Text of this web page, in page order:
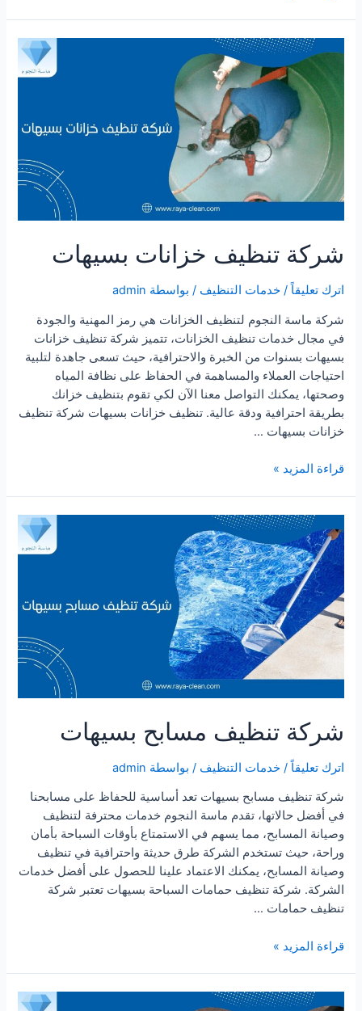
بسيهات
شركة تنظيف خزانات بسيهات
اترك تعليقاً /خدمات التنظيف / بواسطة admin
شركة ماسة النجوم لتنظيف الخزانات هي رمز المهنية والجودة
في مجال خدمات تنظيف الخزانات، تتميز شركة تنظيف خزانات
بسيهات بسنوات من الخبرة والاحترافية، حيث تسعى جاهدة لتلبية
احتياجات العملاء والمساهمة في الحفاظ على نظافة المياه
وصحتها، يمكنك التواصل معنا الآن لكي تقوم بتنظيف خزانك
بطريقة احترافية ودقة عالية. تنظيف خزانات بسيهات شركة تنظيف
خزانات بسيهات …
شركة
بسيهات
قراءة المزيد »
شركة تنظيف مسابح بسيهات
اترك تعليقاً /خدمات التنظيف / بواسطة admin
شركة تنظيف مسابح بسيهات تعد أساسية للحفاظ على مسابحنا
في أفضل حالاتها، تقدم ماسة النجوم خدمات محترفة لتنظيف
وصيانة المسابح، مما يسهم في الاستمتاع بأوقات السباحة بأمان
وراحة، حيث تستخدم الشركة طرق حديثة واحترافية في تنظيف
وصيانة المسابح، يمكنك الاعتماد علينا للحصول على أفضل خدمات
الشركة. شركة تنظيف حمامات السباحة بسيهات تعتبر شركة
تنظيف حمامات …
شركة
بسيهات
قراءة المزيد »